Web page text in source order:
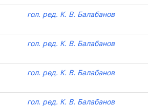
гол. ред. К. В. Балабанов
гол. ред. К. В. Балабанов
гол. ред. К. В. Балабанов
гол. ред. К. В. Балабанов